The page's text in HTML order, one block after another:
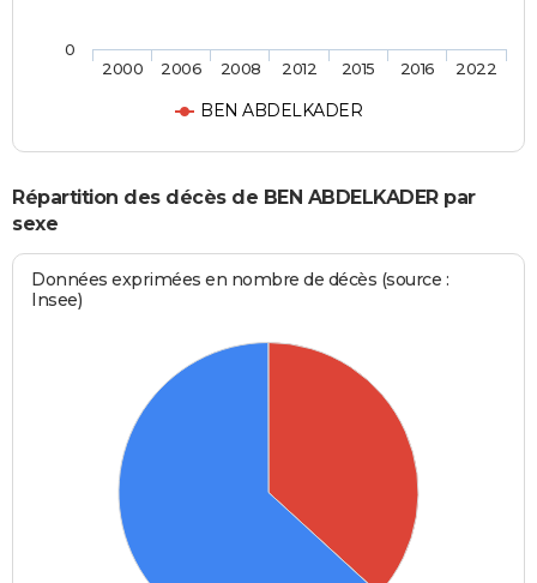
BEN ABDELKADER
2000 2006 2008 2012 2015 2016 2022
0
Répartition des décès de BEN ABDELKADER par
sexe
Données exprimées en nombre de décès (source :
Insee)